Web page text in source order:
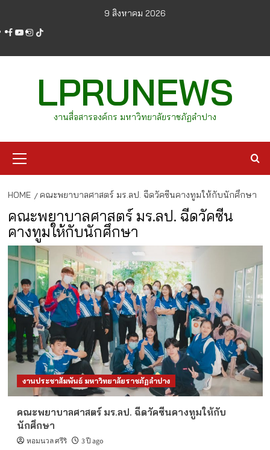
content
9 สิงหาคม 2026
facebook
youtube
instagram
tiktok
LPRUNEWS
งานสื่อสารองค์กร มหาวิทยาลัยราชภัฏลำปาง
Menu
HOME คณะพยาบาลศาสตร์ มร.ลป. ฉีดวัคซีนคางทูมให้กับนักศึกษา
คณะพยาบาลศาสตร์ มร.ลป. ฉีดวัคซีน
คางทูมให้กับนักศึกษา
งานประชาสัมพันธ์ มหาวิทยาลัยราชภัฏลำปาง
คณะพยาบาลศาสตร์ มร.ลป. ฉีดวัคซีนคางทูมให้กับ
นักศึกษา
หอมนวล ศรีริ 3 ปี ago